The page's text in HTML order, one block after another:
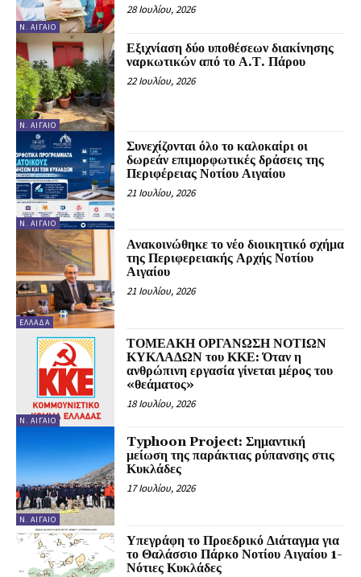
Ν. ΑΙΓΑΊΟ
28 Ιουλίου, 2026
Ν. ΑΙΓΑΊΟ
Εξιχνίαση δύο υποθέσεων διακίνησης
ναρκωτικών από το Α.Τ. Πάρου
22 Ιουλίου, 2026
Ν. ΑΙΓΑΊΟ
Συνεχίζονται όλο το καλοκαίρι οι
δωρεάν επιμορφωτικές δράσεις της
Περιφέρειας Νοτίου Αιγαίου
21 Ιουλίου, 2026
ΕΛΛΆΔΑ
Ανακοινώθηκε το νέο διοικητικό σχήμα
της Περιφερειακής Αρχής Νοτίου
Αιγαίου
21 Ιουλίου, 2026
Ν. ΑΙΓΑΊΟ
ΤΟΜΕΑΚΗ ΟΡΓΑΝΩΣΗ ΝΟΤΙΩΝ
ΚΥΚΛΑΔΩΝ του ΚΚΕ: Όταν η
ανθρώπινη εργασία γίνεται μέρος του
«θεάματος»
18 Ιουλίου, 2026
Ν. ΑΙΓΑΊΟ
Typhoon Project: Σημαντική
μείωση της παράκτιας ρύπανσης στις
Κυκλάδες
17 Ιουλίου, 2026
Υπεγράφη το Προεδρικό Διάταγμα για
το Θαλάσσιο Πάρκο Νοτίου Αιγαίου 1-
Νότιες Κυκλάδες